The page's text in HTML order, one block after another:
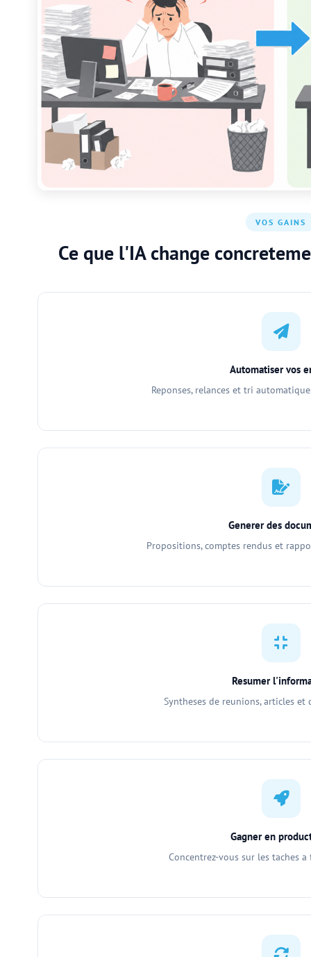
VOS GAINS
Ce que l'IA change
Automatiser vos
Reponses, relances et tri
Generer des
Propositions, comptes rendus et
Resumer
Syntheses de reunions, articles et
Gagner en
Concentrez-vous sur les taches